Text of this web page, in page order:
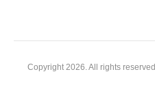
Copyright 2026. All rights reserved